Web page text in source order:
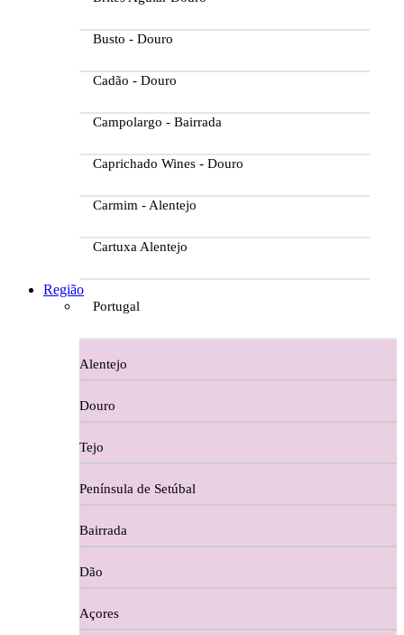
Busto - Douro
Cadão - Douro
Campolargo - Bairrada
Caprichado Wines - Douro
Carmim - Alentejo
Cartuxa Alentejo
Casa Dos Migueis Douro
Casa Relvas Alentejo
Caves de São João - Bairrada
Charcutaria
Copos e Decanter
Cortes De Reguengo Douro
Digestivos
Região
Portugal
Alentejo
Douro
Tejo
Península de Setúbal
Bairrada
Dão
Açores